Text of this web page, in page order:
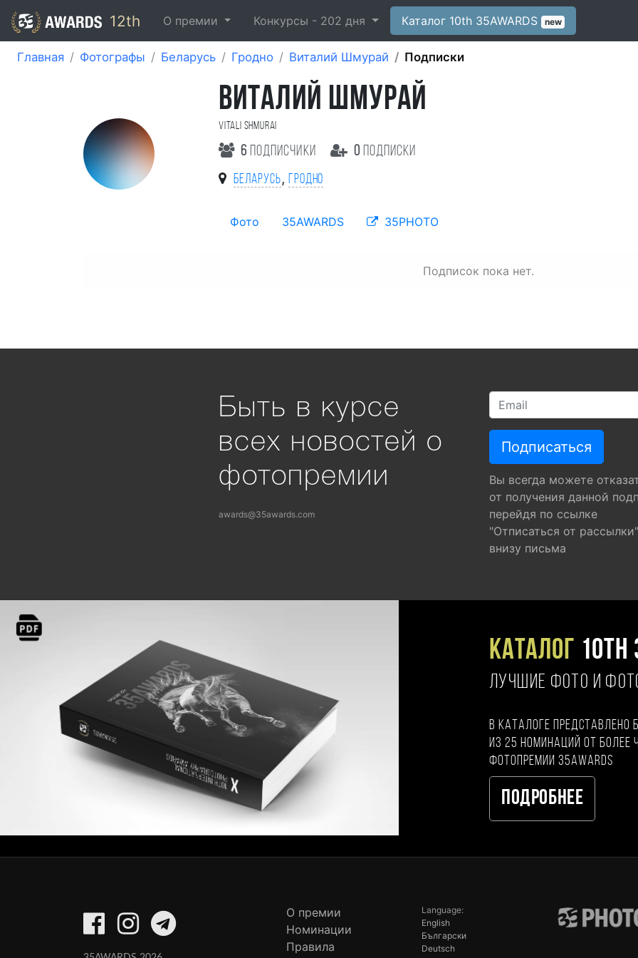
12th О премии Конкурсы - 202 дня Каталог 10th 35AWARDS new
Главная Фотографы Беларусь Гродно Виталий Шмурай Подписки
ВИТАЛИЙ ШМУРАЙ
Vitali Shmurai
6 подписчики 0 подписки
Беларусь, Гродно
Фото 35AWARDS 35PHOTO
Подписок пока нет.
Быть в курсе
всех новостей о
фотопремии
awards@35awards.com
Вы всегда можете
от получения данной
перейдя по ссылке
"Отписаться от рассылки"
внизу письма
Каталог 10TH
ЛУЧШИЕ ФОТО И
В каталоге представлено
из 25 номинаций от более
фотопремии 35AWARDS
Подробнее
О премии
Номинации
Правила
Language:
English
Български
Deutsch